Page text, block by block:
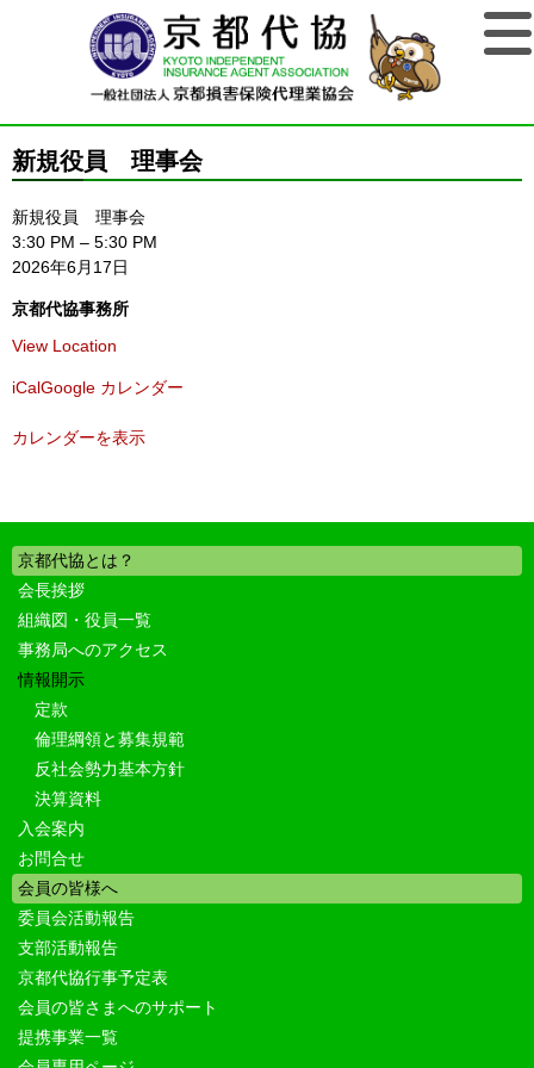
新規役員 理事会
新規役員 理事会
3:30 PM – 5:30 PM
2026年6月17日
京都代協事務所
View Location
iCalGoogle カレンダー
カレンダーを表示
京都代協とは？
会長挨拶
組織図・役員一覧
事務局へのアクセス
情報開示
定款
倫理綱領と募集規範
反社会勢力基本方針
決算資料
入会案内
お問合せ
会員の皆様へ
委員会活動報告
支部活動報告
京都代協行事予定表
会員の皆さまへのサポート
提携事業一覧